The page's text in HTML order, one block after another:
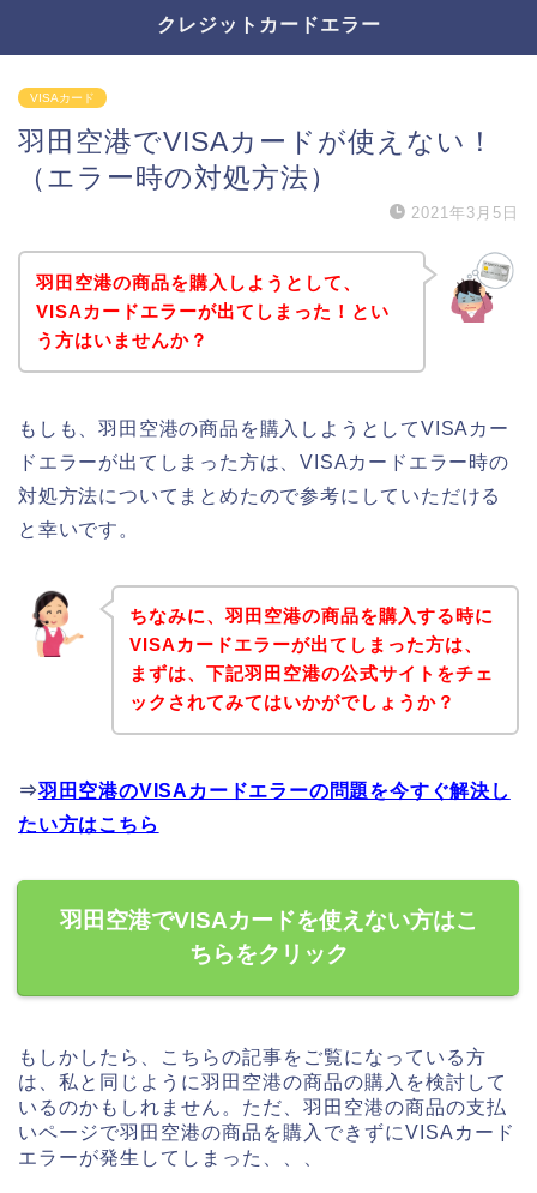
クレジットカードエラー
VISAカード
羽田空港でVISAカードが使えない！
（エラー時の対処方法）
2021年3月5日
羽田空港の商品を購入しようとして、
VISAカードエラーが出てしまった！とい
う方はいませんか？
もしも、羽田空港の商品を購入しようとしてVISAカー
ドエラーが出てしまった方は、VISAカードエラー時の
対処方法についてまとめたので参考にしていただける
と幸いです。
ちなみに、羽田空港の商品を購入する時に
VISAカードエラーが出てしまった方は、
まずは、下記羽田空港の公式サイトをチェ
ックされてみてはいかがでしょうか？
⇒羽田空港のVISAカードエラーの問題を今すぐ解決し
たい方はこちら
羽田空港でVISAカードを使えない方はこ
ちらをクリック
もしかしたら、こちらの記事をご覧になっている方
は、私と同じように羽田空港の商品の購入を検討して
いるのかもしれません。ただ、羽田空港の商品の支払
いページで羽田空港の商品を購入できずにVISAカード
エラーが発生してしまった、、、